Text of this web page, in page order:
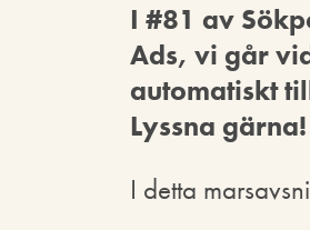
I #81 av
Ads, vi går
automatiskt
Lyssna gärna!
I detta